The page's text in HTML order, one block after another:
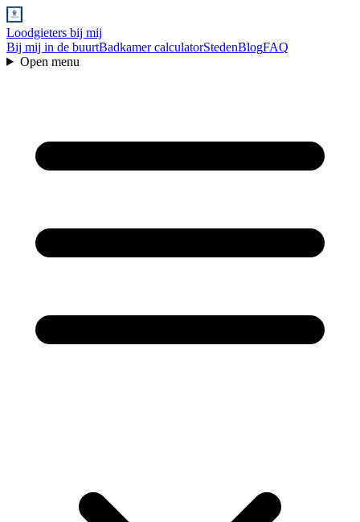
Loodgieters bij mij
Bij mij in de buurtBadkamer calculatorStedenBlogFAQ
Open menu